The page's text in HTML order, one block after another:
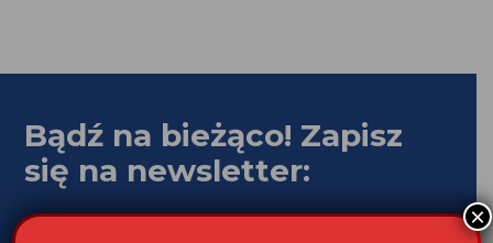
Bądź na bieżąco! Zapisz
się na newsletter:
Podaj swój adres e-mail ×